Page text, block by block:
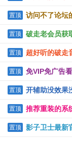
置顶 访问不了论坛
置顶 破走老会员获
置顶 超好听的破走
置顶 免VIP免广告
置顶 开辅助没效果
置顶 推荐重装的系
软件)
置顶 影子卫士最新